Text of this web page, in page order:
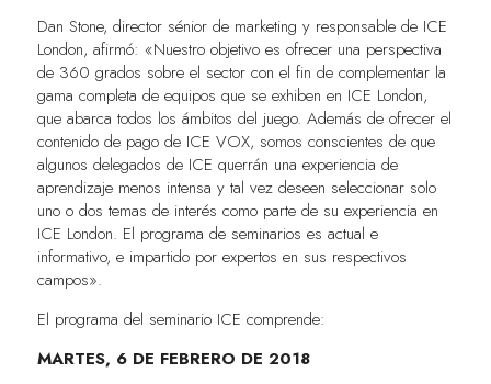
Dan Stone, director sénior de marketing y responsable de ICE
London, afirmó: «Nuestro objetivo es ofrecer una perspectiva
de 360 grados sobre el sector con el fin de complementar la
gama completa de equipos que se exhiben en ICE London,
que abarca todos los ámbitos del juego. Además de ofrecer el
contenido de pago de ICE VOX, somos conscientes de que
algunos delegados de ICE querrán una experiencia de
aprendizaje menos intensa y tal vez deseen seleccionar solo
uno o dos temas de interés como parte de su experiencia en
ICE London. El programa de seminarios es actual e
informativo, e impartido por expertos en sus respectivos
campos».
El programa del seminario ICE comprende:
MARTES, 6 DE FEBRERO DE 2018